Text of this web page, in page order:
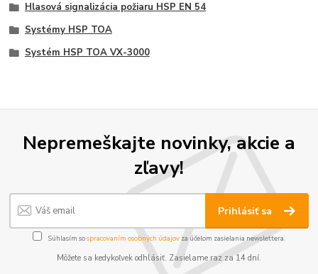
Hlasová signalizácia požiaru HSP EN 54
Systémy HSP TOA
Systém HSP TOA VX-3000
Nepremeškajte novinky, akcie a
zľavy!
Prihlásiť sa
Súhlasím sospracovaním osobných údajov za účelom zasielania newslettera.
Môžete sa kedykoľvek odhlásiť. Zasielame raz za 14 dní.